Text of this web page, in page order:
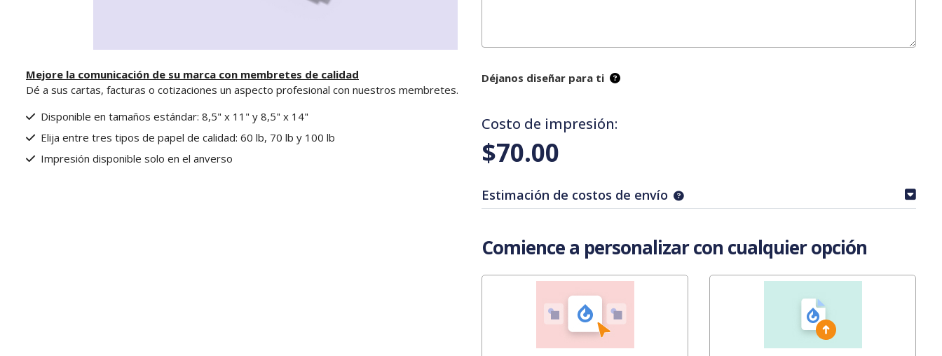
Mejore la comunicación de su marca con membretes de calidad
Dé a sus cartas, facturas o cotizaciones un aspecto profesional con nuestros membretes.
Disponible en tamaños estándar: 8,5" x 11" y 8,5" x 14"
Elija entre tres tipos de papel de calidad: 60 lb, 70 lb y 100 lb
Impresión disponible solo en el anverso
Déjanos diseñar para ti
Costo de impresión:
$70.00
Estimación de costos de envío
Comience a personalizar con cualquier opción